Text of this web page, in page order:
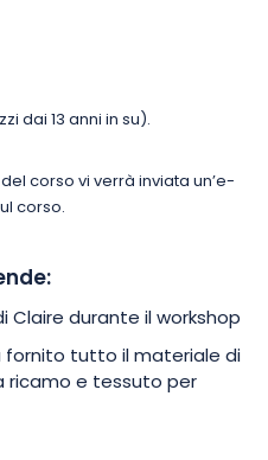
dai 13 anni in su).
corso vi verrà inviata un’e-
corso.
durante il workshop
fornito tutto il materiale di
ricamo e tessuto per